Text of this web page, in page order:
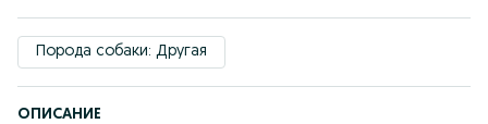
Порода собаки: Другая
ОПИСАНИЕ